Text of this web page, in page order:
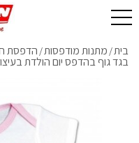
בית/ מתנות מודפסות/ הדפסת
בגד גוף בהדפס יום הולדת